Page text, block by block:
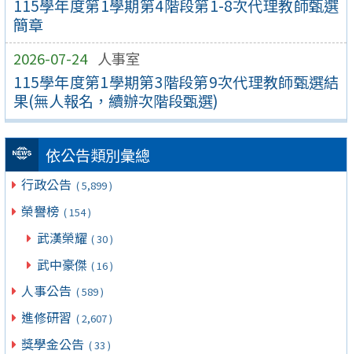
115學年度第1學期第4階段第1-8次代理教師甄選
簡章
2026-07-24 人事室
115學年度第1學期第3階段第9次代理教師甄選結
果(無人報名，續辦次階段甄選)
依公告類別彙總
行政公告 ( 5,899 )
榮譽榜 ( 154 )
武漢榮耀 ( 30 )
武中豪傑 ( 16 )
人事公告 ( 589 )
進修研習 ( 2,607 )
獎學金公告 ( 33 )